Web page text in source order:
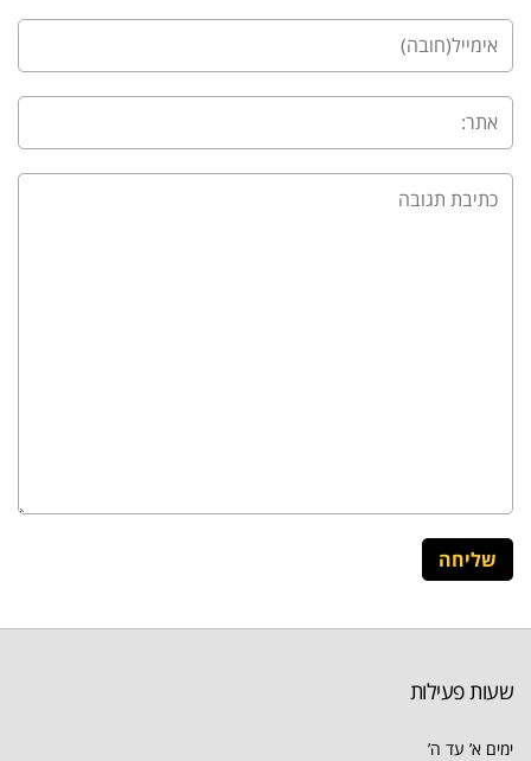
שעות פעילות
ימים א’ עד ה’